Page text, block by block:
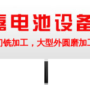
加工，大型外圆磨加